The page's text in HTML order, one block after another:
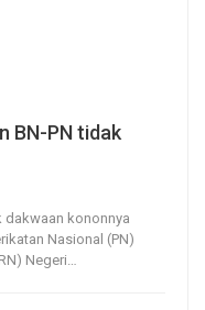
BN-PN tidak
dakwaan kononnya
Nasional (PN)
Negeri